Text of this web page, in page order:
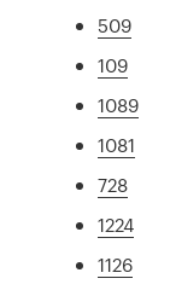
509
109
1089
1081
728
1224
1126